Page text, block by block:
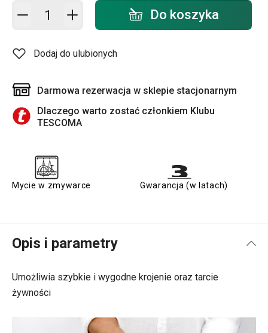
Dodaj do koszyka - ilość Do koszyka
Dodaj do ulubionych
Darmowa rezerwacja w sklepie stacjonarnym
Dlaczego warto zostać członkiem Klubu
TESCOMA
Mycie w zmywarce Gwarancja (w latach)
Opis i parametry
Umożliwia szybkie i wygodne krojenie oraz tarcie
żywności